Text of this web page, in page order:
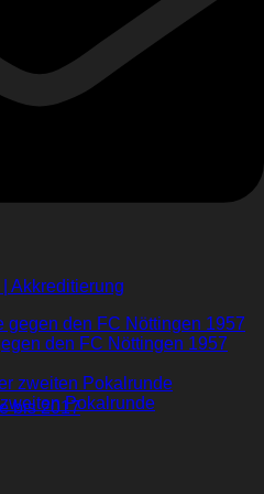
Akkreditierung
bis 2017
den FC Nöttingen 1957
Pokalrunde